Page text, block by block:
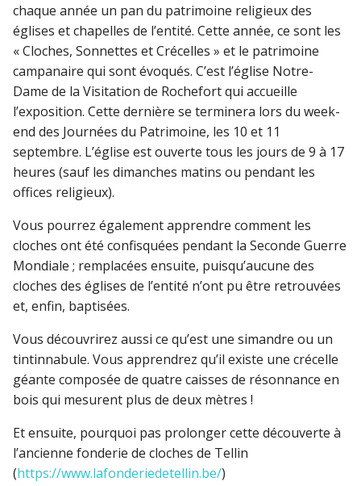
chaque année un pan du patrimoine religieux des
églises et chapelles de l’entité. Cette année, ce sont les
« Cloches, Sonnettes et Crécelles » et le patrimoine
campanaire qui sont évoqués. C’est l’église Notre-
Dame de la Visitation de Rochefort qui accueille
l’exposition. Cette dernière se terminera lors du week-
end des Journées du Patrimoine, les 10 et 11
septembre. L’église est ouverte tous les jours de 9 à 17
heures (sauf les dimanches matins ou pendant les
offices religieux).
Vous pourrez également apprendre comment les
cloches ont été confisquées pendant la Seconde Guerre
Mondiale ; remplacées ensuite, puisqu’aucune des
cloches des églises de l’entité n’ont pu être retrouvées
et, enfin, baptisées.
Vous découvrirez aussi ce qu’est une simandre ou un
tintinnabule. Vous apprendrez qu’il existe une crécelle
géante composée de quatre caisses de résonnance en
bois qui mesurent plus de deux mètres !
Et ensuite, pourquoi pas prolonger cette découverte à
l’ancienne fonderie de cloches de Tellin
(https://www.lafonderiedetellin.be/)